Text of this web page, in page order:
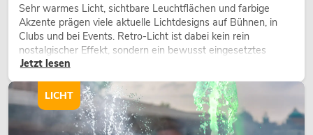
EUROLITE Set LED KLS Laser Bar FX +
Boxenhochständer heavy, Alu sw
Sehr warmes Licht, sichtbare Leuchtflächen und farbige
Akzente prägen viele aktuelle Lichtdesigns auf Bühnen, in
Clubs und bei Events. Retro-Licht ist dabei kein rein
nostalgischer Effekt, sondern ein bewusst eingesetztes
Gestaltungsmittel: Es schafft Atmosphäre, gibt Szenen
wirken lassen.
Jetzt lesen
LICHT